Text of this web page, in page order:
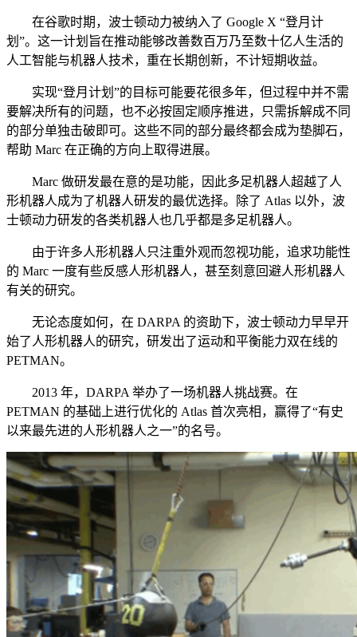
在谷歌时期，波士顿动力被纳入了 Google X “登月计
划”。这一计划旨在推动能够改善数百万乃至数十亿人生活的
人工智能与机器人技术，重在长期创新，不计短期收益。
实现“登月计划”的目标可能要花很多年，但过程中并不需
要解决所有的问题，也不必按固定顺序推进，只需拆解成不同
的部分单独击破即可。这些不同的部分最终都会成为垫脚石，
帮助 Marc 在正确的方向上取得进展。
Marc 做研发最在意的是功能，因此多足机器人超越了人
形机器人成为了机器人研发的最优选择。除了 Atlas 以外，波
士顿动力研发的各类机器人也几乎都是多足机器人。
由于许多人形机器人只注重外观而忽视功能，追求功能性
的 Marc 一度有些反感人形机器人，甚至刻意回避人形机器人
有关的研究。
无论态度如何，在 DARPA 的资助下，波士顿动力早早开
始了人形机器人的研究，研发出了运动和平衡能力双在线的
PETMAN。
2013 年，DARPA 举办了一场机器人挑战赛。在
PETMAN 的基础上进行优化的 Atlas 首次亮相，赢得了“有史
以来最先进的人形机器人之一”的名号。